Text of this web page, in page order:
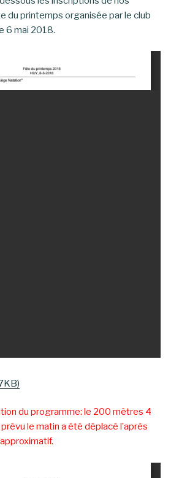
du printemps organisée par le club
6 mai 2018.
du programme: le 200 mètres 4
le matin a été déplacé l’après